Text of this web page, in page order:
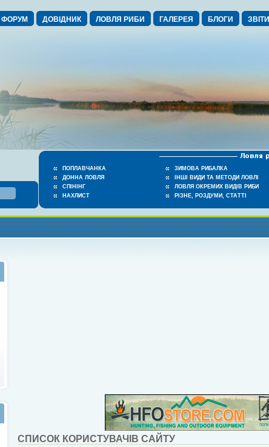
ФОРУМ ДОВІДНИК ЛОВЛЯ РИБИ ГАЛЕРЕЯ БЛОГИ ЗВІТИ
ПОПЛАВЧАНКА
ДОННА ЛОВЛЯ
СПІНІНГ
НАХЛИСТ
ЗИМОВА РИБАЛКА
ІНШІ ВИДИ ТА МЕТОДИ ЛОВЛІ
ЛОВЛЯ ОКРЕМИХ ВИДІВ РИБИ
РІЗНЕ, РОЗДУМИ, СТАТТІ
СПИСОК КОРИСТУВАЧІВ САЙТУ